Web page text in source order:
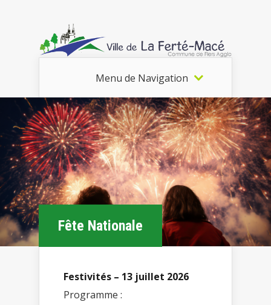
Menu de Navigation
Fête Nationale
Festivités – 13 juillet 2026
Programme :